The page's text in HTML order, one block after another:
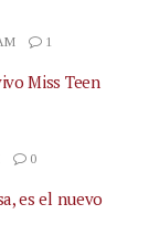
1
Miss Teen
0
es el nuevo